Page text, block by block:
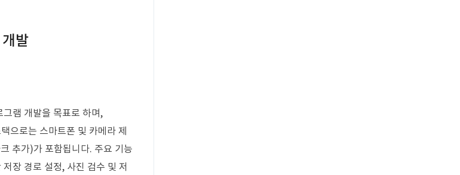
발
램 개발을 목표로 하며,
으로는 스마트폰 및 카메라 제
추가)가 포함됩니다. 주요 기능
장 경로 설정, 사진 검수 및 저